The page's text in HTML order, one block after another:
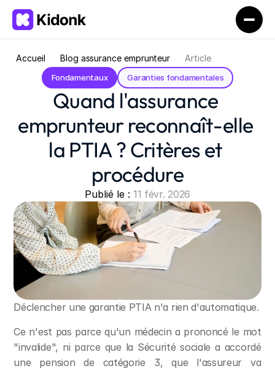
Accueil Blog assurance emprunteur Article
Fondamentaux Garanties fondamentales
Quand l'assurance
emprunteur reconnaît-elle
la PTIA ? Critères et
procédure
Publié le : 11 févr. 2026
Déclencher une garantie PTIA n'a rien d'automatique.
Ce n'est pas parce qu'un médecin a prononcé le mot
"invalide", ni parce que la Sécurité sociale a accordé
une pension de catégorie 3, que l'assureur va